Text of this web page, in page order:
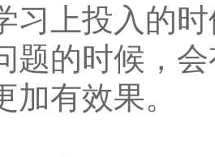
习上投入的
题的时候，
加有效果。